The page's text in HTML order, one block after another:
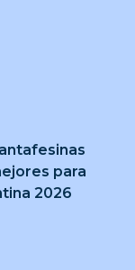
para
2026